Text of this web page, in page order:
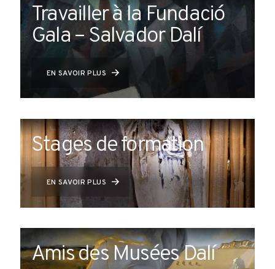
Travailler à la Fundació
Gala – Salvador Dalí
EN SAVOIR PLUS
Stages de formation
EN SAVOIR PLUS
Amis des Musées Dalí